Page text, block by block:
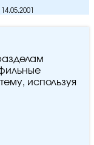
используя